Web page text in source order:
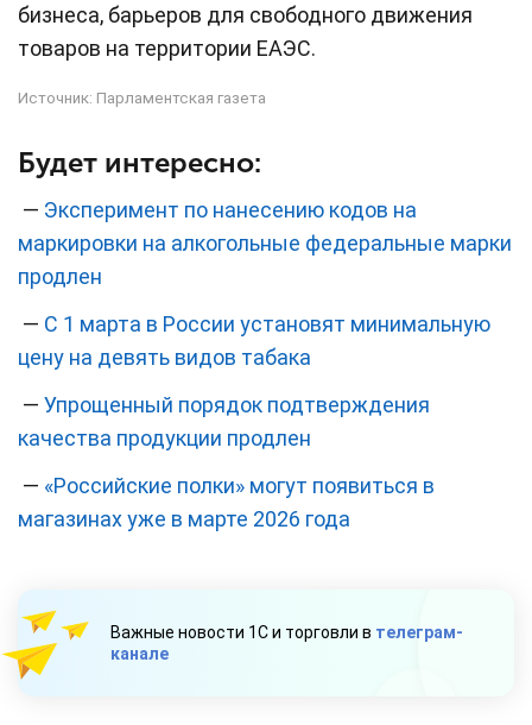
бизнеса, барьеров для свободного движения
товаров на территории ЕАЭС.
Источник: Парламентская газета
Будет интересно:
— Эксперимент по нанесению кодов на
маркировки на алкогольные федеральные марки
продлен
— С 1 марта в России установят минимальную
цену на девять видов табака
— Упрощенный порядок подтверждения
качества продукции продлен
— «Российские полки» могут появиться в
магазинах уже в марте 2026 года
Важные новости 1С и торговли в телеграм-
канале